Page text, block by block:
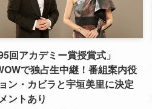
回アカデミー賞授賞式」
で独占生中継！番組案内役
ン・カビラと宇垣美里に決定
ントあり